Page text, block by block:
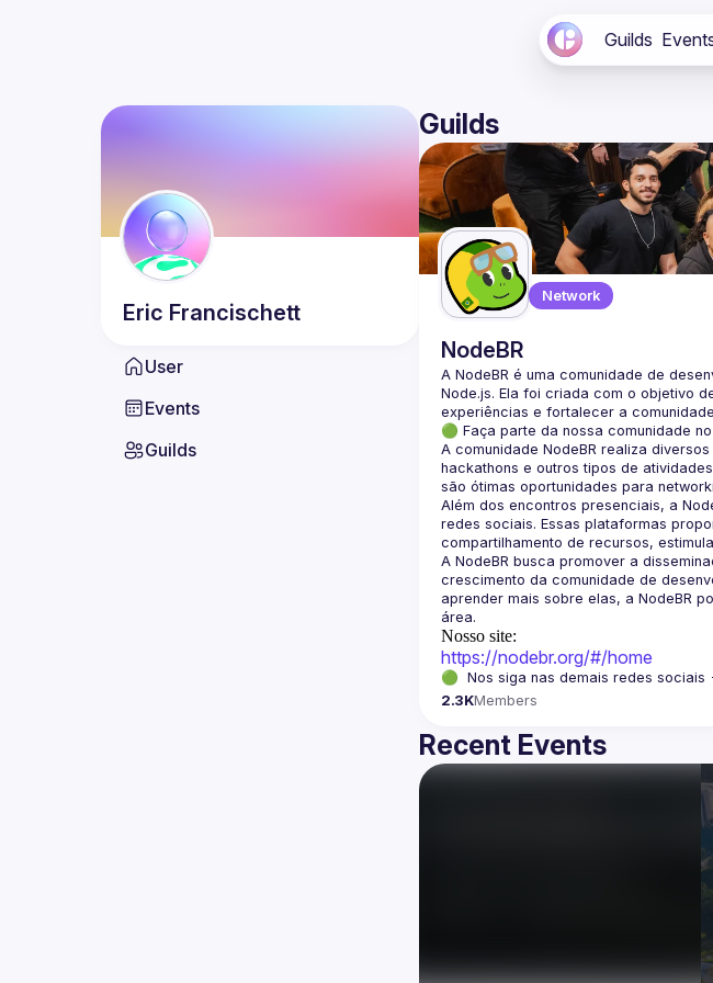
Guilds
Eric Francischett
User
Events
Guilds
Guilds
Network
NodeBR
A NodeBR é uma comunidade de
Node.js. Ela foi criada com o objetivo
🟢 Faça parte da nossa comunidade
A comunidade NodeBR realiza
hackathons e outros tipos de
Além dos encontros presenciais, a
redes sociais. Essas plataformas
A NodeBR busca promover a
crescimento da comunidade de
aprender mais sobre elas, a NodeBR
Nosso site:
https://nodebr.org/#/home
🟢  Nos siga nas demais redes sociais
2.3KMembers
Recent Events